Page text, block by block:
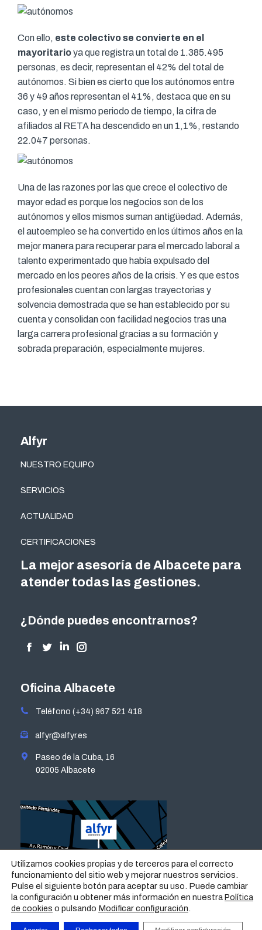
Con ello, este colectivo se convierte en el
mayoritarioya que registra un total de 1.385.495
personas, es decir, representan el 42% del total de
autónomos. Si bien es cierto que los autónomos entre
36 y 49 años representan el 41%, destaca que en su
caso, y en el mismo periodo de tiempo, la cifra de
afiliados al RETA ha descendido en un 1,1%, restando
22.047 personas.
Una de las razones por las que crece el colectivo de
mayor edad es porque los negocios son de los
autónomos y ellos mismos suman antigüedad. Además,
el autoempleo se ha convertido en los últimos años en la
mejor manera para recuperar para el mercado laboral a
talento experimentado que había expulsado del
mercado en los peores años de la crisis. Y es que estos
profesionales cuentan con largas trayectorias y
solvencia demostrada que se han establecido por su
cuenta y consolidan con facilidad negocios tras una
larga carrera profesional gracias a su formación y
sobrada preparación, especialmente mujeres.
Alfyr
NUESTRO EQUIPO
SERVICIOS
ACTUALIDAD
CERTIFICACIONES
Oficina Albacete
Teléfono (+34) 967 521 418
alfyr@alfyr.es
Paseo de la Cuba, 16
02005 Albacete
¿Dónde puedes encontrarnos?
Encuéntranos en:
Facebook
opens
new
Twitter
opens
new
Linkedin
opens
new
Instagram
opens
new
La mejor asesoría de Albacete para
atender todas las gestiones.
Utilizamos cookies propias y de terceros para el correcto
funcionamiento del sitio web y mejorar nuestros servicios.
Pulse el siguiente botón para aceptar su uso. Puede cambiar
la configuración u obtener más información en nuestra Política
de cookies o pulsando Modificar configuración